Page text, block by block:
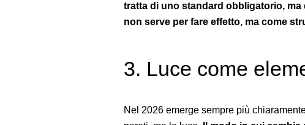
tratta di uno standard obbligatorio,
non serve per fare effetto, ma come
3. Luce come
Nel 2026 emerge sempre più